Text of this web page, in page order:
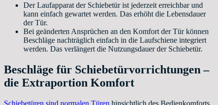
Der Laufapparat der Schiebetür ist jederzeit erreichbar und
kann einfach gewartet werden. Das erhöht die Lebensdauer
der Tür.
Bei geänderten Ansprüchen an den Komfort der Tür können
Beschläge nachträglich einfach in die Laufschiene integriert
werden. Das verlängert die Nutzungsdauer der Schiebetür.
Beschläge für Schiebetürvorrichtungen –
die Extraportion Komfort
Schiebetüren sind normalen Türen hinsichtlich des Bedienkomforts